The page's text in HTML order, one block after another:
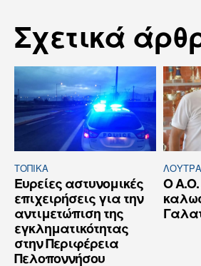
Σχετικά
ΤΟΠΙΚΑ
Ευρείες αστυνομικές
επιχειρήσεις για την
αντιμετώπιση της
εγκληματικότητας
στην Περιφέρεια
Πελοποννήσου
Ο Α.Ο.